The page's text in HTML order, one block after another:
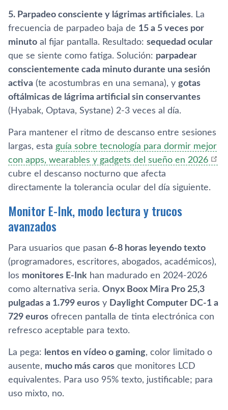
5. Parpadeo consciente y lágrimas artificiales. La
frecuencia de parpadeo baja de 15 a 5 veces por
minuto al fijar pantalla. Resultado: sequedad ocular
que se siente como fatiga. Solución: parpadear
conscientemente cada minuto durante una sesión
activa (te acostumbras en una semana), y gotas
oftálmicas de lágrima artificial sin conservantes
(Hyabak, Optava, Systane) 2-3 veces al día.
Para mantener el ritmo de descanso entre sesiones
largas, esta guía sobre tecnología para dormir mejor
con apps, wearables y gadgets del sueño en 2026
cubre el descanso nocturno que afecta
directamente la tolerancia ocular del día siguiente.
Monitor E-Ink, modo lectura y trucos
avanzados
Para usuarios que pasan 6-8 horas leyendo texto
(programadores, escritores, abogados, académicos),
los monitores E-Ink han madurado en 2024-2026
como alternativa seria. Onyx Boox Mira Pro 25,3
pulgadas a 1.799 euros y Daylight Computer DC-1 a
729 euros ofrecen pantalla de tinta electrónica con
refresco aceptable para texto.
La pega: lentos en vídeo o gaming, color limitado o
ausente, mucho más caros que monitores LCD
equivalentes. Para uso 95% texto, justificable; para
uso mixto, no.